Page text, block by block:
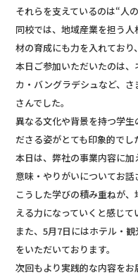
それらを支えているのは“人の
同校では、地域産業を担う
材の育成にも力を入れており、
本日ご参加いただいたのは
カ・バングラデシュなど、
さんでした。
異なる文化や背景を持つ学
ださる姿がとても印象的でし
本日は、弊社の事業内容に
意味・やりがいについてお話
こうした学びの積み重ねが
える力になっていくと感じて
また、5月7日にはホテル・
をいただいております。
次回もより実践的な内容をお